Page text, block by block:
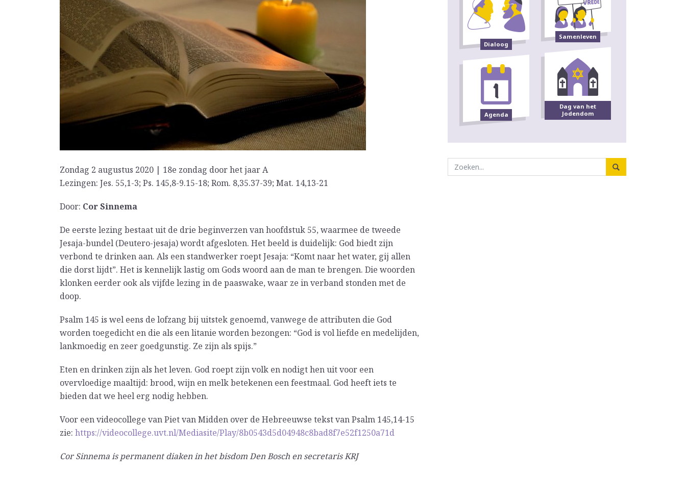
Zondag 2 augustus 2020 | 18e zondag door het jaar A
Lezingen: Jes. 55,1-3; Ps. 145,8-9.15-18; Rom. 8,35.37-39; Mat. 14,13-21
Door: Cor Sinnema
De eerste lezing bestaat uit de drie beginverzen van hoofdstuk 55, waarmee de tweede
Jesaja-bundel (Deutero-jesaja) wordt afgesloten. Het beeld is duidelijk: God biedt zijn
verbond te drinken aan. Als een standwerker roept Jesaja: “Komt naar het water, gij allen
die dorst lijdt”. Het is kennelijk lastig om Gods woord aan de man te brengen. Die woorden
klonken eerder ook als vijfde lezing in de paaswake, waar ze in verband stonden met de
doop.
Psalm 145 is wel eens de lofzang bij uitstek genoemd, vanwege de attributen die God
worden toegedicht en die als een litanie worden bezongen: “God is vol liefde en medelijden,
lankmoedig en zeer goedgunstig. Ze zijn als spijs.”
Eten en drinken zijn als het leven. God roept zijn volk en nodigt hen uit voor een
overvloedige maaltijd: brood, wijn en melk betekenen een feestmaal. God heeft iets te
bieden dat we heel erg nodig hebben.
Voor een videocollege van Piet van Midden over de Hebreeuwse tekst van Psalm 145,14-15
zie: https://videocollege.uvt.nl/Mediasite/Play/8b0543d5d04948c8bad8f7e52f1250a71d
Cor Sinnema is permanent diaken in het bisdom Den Bosch en secretaris KRJ
Dialoog
Samenleven
Agenda
Dag van het
Jodendom